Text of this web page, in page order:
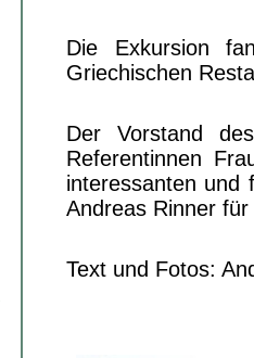
Die Exkursion
Griechischen
Der Vorstand
Referentinnen
interessanten und
Andreas Rinner
Text und Fotos: